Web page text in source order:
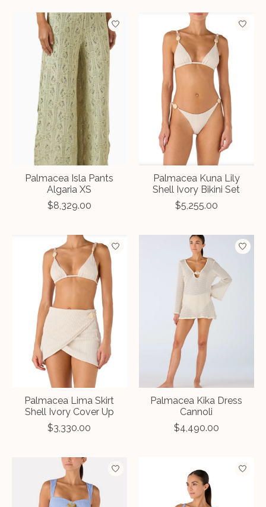
Palmacea Isla Pants
Algaria XS
$8,329.00
Palmacea Kuna Lily
Shell Ivory Bikini Set
$5,255.00
Palmacea Lima Skirt
Shell Ivory Cover Up
$3,330.00
Palmacea Kika Dress
Cannoli
$4,490.00